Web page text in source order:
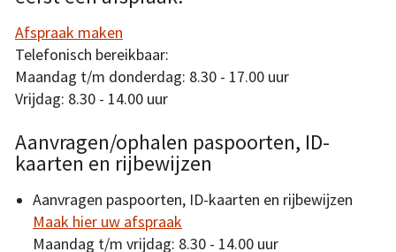
Afspraak maken
Telefonisch bereikbaar:
Maandag t/m donderdag: 8.30 - 17.00 uur
Vrijdag: 8.30 - 14.00 uur
Aanvragen/ophalen paspoorten, ID-
kaarten en rijbewijzen
Aanvragen paspoorten, ID-kaarten en rijbewijzen
Maak hier uw afspraak
Maandag t/m vrijdag: 8.30 - 14.00 uur